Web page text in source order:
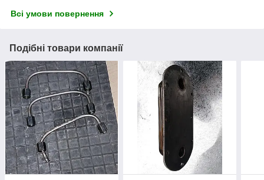
Всі умови повернення
Подібні товари компанії